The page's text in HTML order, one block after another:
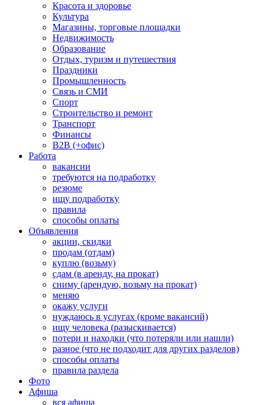
Красота и здоровье
Культура
Магазины, торговые площадки
Недвижимость
Образование
Отдых, туризм и путешествия
Праздники
Промышленность
Связь и СМИ
Спорт
Строительство и ремонт
Транспорт
Финансы
B2B (+офис)
Работа
вакансии
требуются на подработку
резюме
ищу подработку
правила
способы оплаты
Объявления
акции, скидки
продам (отдам)
куплю (возьму)
сдам (в аренду, на прокат)
сниму (арендую, возьму на прокат)
меняю
окажу услуги
нуждаюсь в услугах (кроме вакансий)
ищу человека (разыскивается)
потери и находки (что потеряли или нашли)
разное (что не подходит для других разделов)
способы оплаты
правила раздела
Фото
Афиша
вся афиша